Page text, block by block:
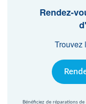
Rendez-
Trouvez
Bénéficiez de réparations